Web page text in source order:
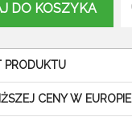
DO KOSZYKA
CENY W EUROPIE